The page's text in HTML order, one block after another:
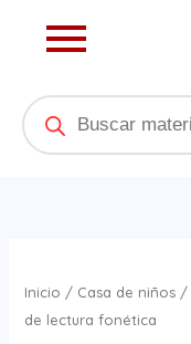
Products
search
Inicio / Casa de niños/
de lectura fonética
de
lectura